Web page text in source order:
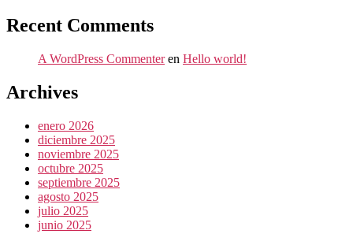
Recent Comments
A WordPress Commenteren Hello world!
Archives
enero 2026
diciembre 2025
noviembre 2025
octubre 2025
septiembre 2025
agosto 2025
julio 2025
junio 2025